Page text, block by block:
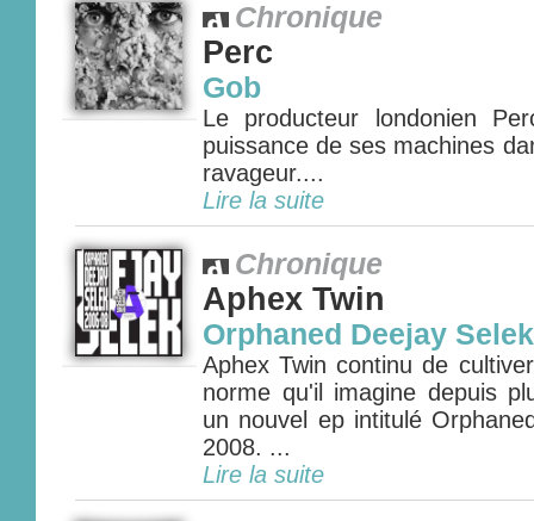
Chronique
Perc
Gob
Le producteur londonien
puissance de ses machines
ravageur....
Lire la suite
Chronique
Aphex Twin
Orphaned Deejay
Aphex Twin continu de
norme qu'il imagine depuis
un nouvel ep intitulé
2008. ...
Lire la suite